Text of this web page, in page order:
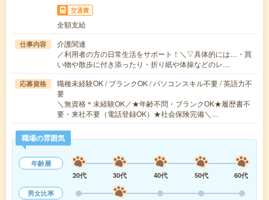
交通費
全額支給
仕事内容
介護関連
／利用者の方の日常生活をサポート！＼▽具体的には…・買
い物や散歩に付き添ったり・折り紙や体操などのレ…
応募資格
職種未経験OK / ブランクOK / パソコンスキル不要 / 英語力不
要
＼無資格＊未経験OK／★年齢不問・ブランクOK★履歴書不
要・来社不要（電話登録OK）★社会保険完備＼…
職場の雰囲気
年齢層
20代
30代 40代 50代
60代
男女比率